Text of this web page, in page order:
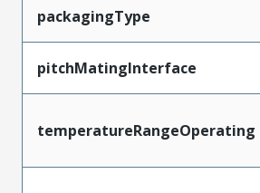
packagingType
pitchMatingInterface
temperatureRangeOperating